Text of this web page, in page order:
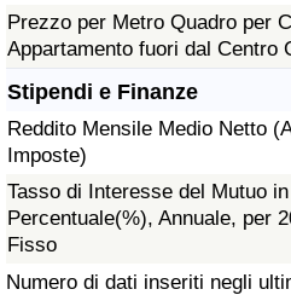
Prezzo per Metro Quadro per
Appartamento fuori dal Centro
Stipendi e Finanze
Reddito Mensile Medio Netto
Imposte)
Tasso di Interesse del Mutuo in
Percentuale(%), Annuale, per
Fisso
Numero di dati inseriti negli
Assistenza Sanitaria
Indice dell’Assistenza
Indice dell’Assistenza
Indice dell’Assistenza
Nazione